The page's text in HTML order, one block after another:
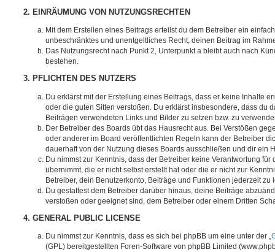
2. EINRÄUMUNG VON NUTZUNGSRECHTEN
Mit dem Erstellen eines Beitrags erteilst du dem Betreiber ein
unbeschränktes und unentgeltliches Recht, deinen Beitrag im
Das Nutzungsrecht nach Punkt 2, Unterpunkt a bleibt auch nach
bestehen.
3. PFLICHTEN DES NUTZERS
Du erklärst mit der Erstellung eines Beitrags, dass er keine Inhalte
oder die guten Sitten verstoßen. Du erklärst insbesondere, dass du
Beiträgen verwendeten Links und Bilder zu setzen bzw. zu
Der Betreiber des Boards übt das Hausrecht aus. Bei Verstößen
oder anderer im Board veröffentlichten Regeln kann der Betreiber
dauerhaft von der Nutzung dieses Boards ausschließen und dir ein
Du nimmst zur Kenntnis, dass der Betreiber keine Verantwortung für
übernimmt, die er nicht selbst erstellt hat oder die er nicht zur
Betreiber, dein Benutzerkonto, Beiträge und Funktionen jederzeit zu
Du gestattest dem Betreiber darüber hinaus, deine Beiträge
verstoßen oder geeignet sind, dem Betreiber oder einem Dritten
4. GENERAL PUBLIC LICENSE
Du nimmst zur Kenntnis, dass es sich bei phpBB um eine unter der „
(GPL) bereitgestellten Foren-Software von phpBB Limited